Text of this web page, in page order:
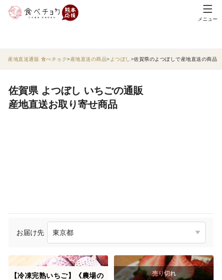
メニュー
産地直送通販 食べチョク 産地直送の商品 よつぼし 佐賀県のよつぼしで産地直送の商品
佐賀県 よつぼし いちごの通販
産地直送お取り寄せ商品
お届け先
【冷凍完熟いちご】《農場の